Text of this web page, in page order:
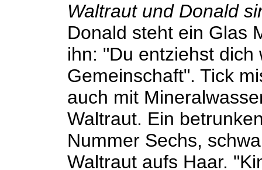
Waltraut und Donald
Donald steht ein Glas
ihn: "Du entziehst dich
Gemeinschaft". Tick
auch mit
Waltraut. Ein
Nummer Sechs,
Waltraut aufs Haar.